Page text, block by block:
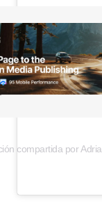
compartida por